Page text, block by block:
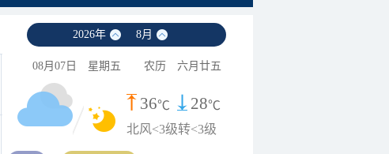
2026年 8月
08月07日 星期五 农历 六月廿五
36℃ 28℃
北风<3级转<3级